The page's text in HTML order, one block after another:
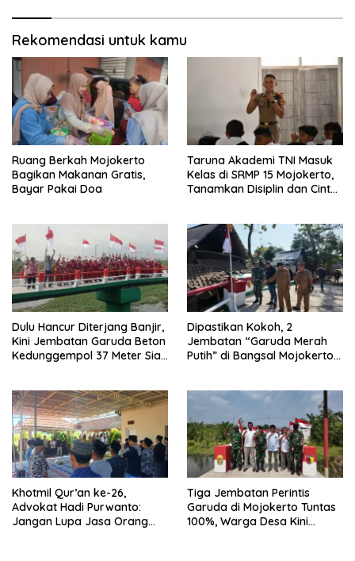
Rekomendasi untuk kamu
Ruang Berkah Mojokerto
Bagikan Makanan Gratis,
Bayar Pakai Doa
Taruna Akademi TNI Masuk
Kelas di SRMP 15 Mojokerto,
Tanamkan Disiplin dan Cinta
Dulu Hancur Diterjang Banjir,
Kini Jembatan Garuda Beton
Kedunggempol 37 Meter Siap
Dipastikan Kokoh, 2
Jembatan “Garuda Merah
Putih” di Bangsal Mojokerto
Khotmil Qur’an ke-26,
Advokat Hadi Purwanto:
Jangan Lupa Jasa Orang
Tiga Jembatan Perintis
Garuda di Mojokerto Tuntas
100%, Warga Desa Kini